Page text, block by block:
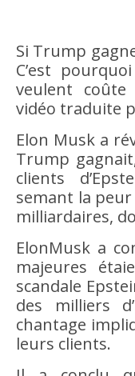
Si Trump gagne, ce sera la chute des élites.
C’est
veulent
vidéo traduite
Elon Musk a
Trump
clients
semant la
milliardaires,
ElonMusk a
majeures
scandale
des milliers
chantage
leurs clients.